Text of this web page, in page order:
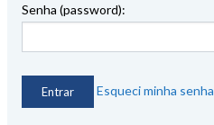
Senha (password):
Esqueci minha senha